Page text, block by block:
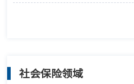
社会保险领域